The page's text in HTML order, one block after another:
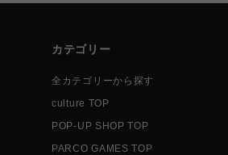
カテゴリー
全カテゴリーから探す
culture TOP
POP-UP SHOP TOP
PARCO GAMES TOP